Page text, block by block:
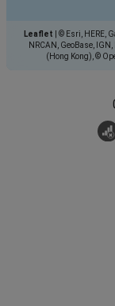
Leaflet
© Esri, HERE,
NRCAN, GeoBase,
(Hong Kong), ©